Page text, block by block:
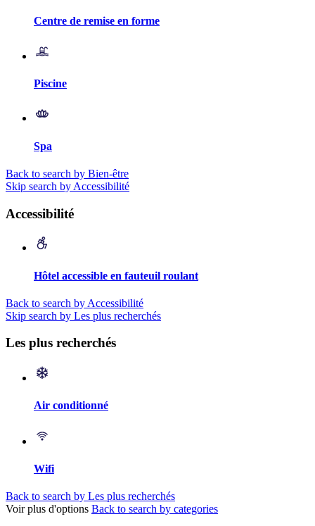
Centre de remise en forme
Piscine
Spa
Back to search by Bien-être
Skip search by Accessibilité
Accessibilité
Hôtel accessible en fauteuil roulant
Back to search by Accessibilité
Skip search by Les plus recherchés
Les plus recherchés
Air conditionné
Wifi
Back to search by Les plus recherchés
Voir plus d'options Back to search by categories